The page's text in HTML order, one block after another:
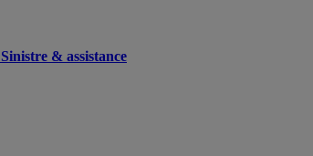
Sinistre & assistance